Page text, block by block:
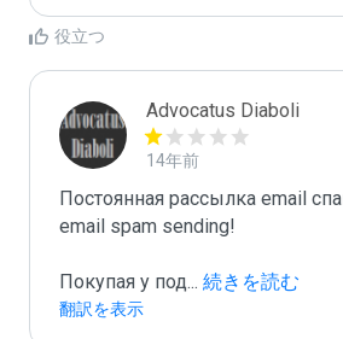
役立つ
Advocatus Diaboli
14年前
Постоянная рассылка email
email spam sending!
Покупая у под... 続きを読む
翻訳を表示